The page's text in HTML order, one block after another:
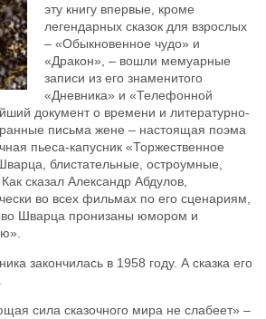
эту книгу впервые, кроме
легендарных сказок для взрослых
– «Обыкновенное чудо» и
«Дракон», – вошли мемуарные
записи из его знаменитого
«Дневника» и «Телефонной
документ о времени и литературно-
письма жене – настоящая поэма
пьеса-капусник «Торжественное
блистательные, остроумные,
сказал Александр Абдулов,
во всех фильмах по его сценариям,
Шварца пронизаны юмором и
закончилась в 1958 году. А сказка его
сила сказочного мира не слабеет» –